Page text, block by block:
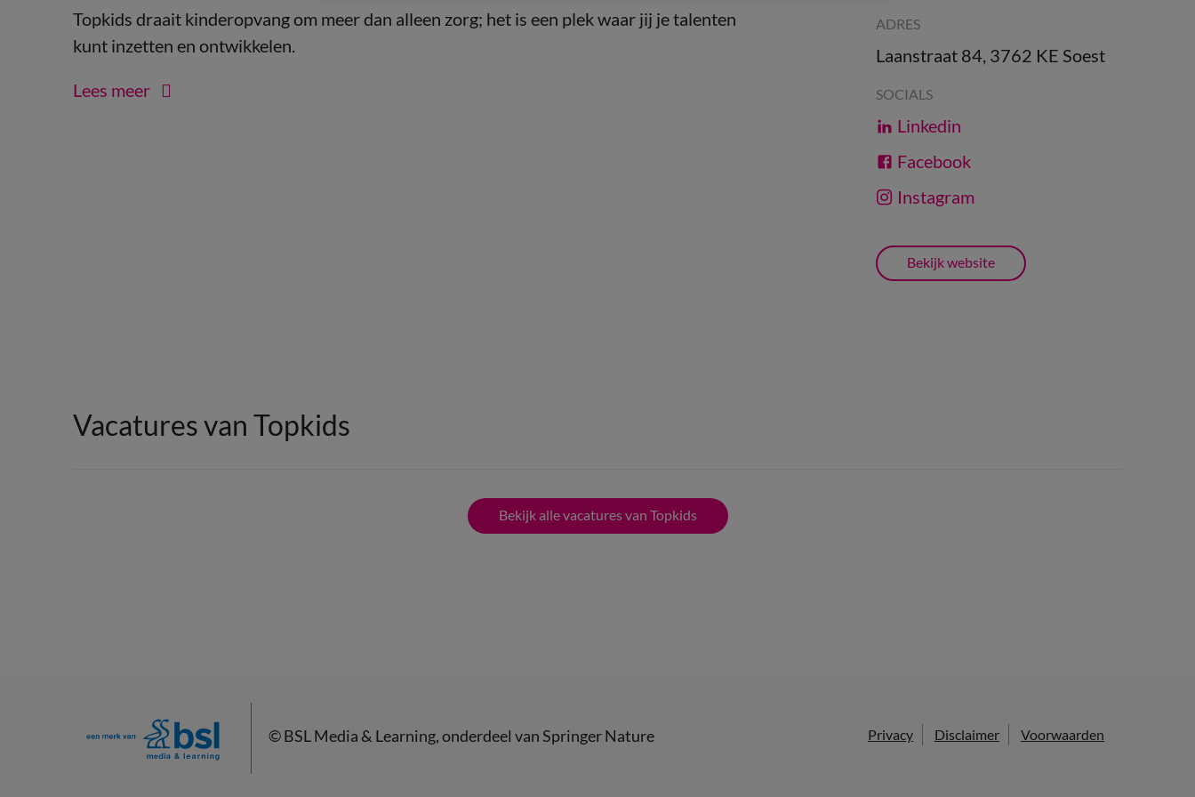
Topkids draait kinderopvang om meer dan alleen zorg; het is een plek waar jij je talenten
kunt inzetten en ontwikkelen.
Lees meer
ADRES
Laanstraat 84, 3762 KE Soest
SOCIALS
Linkedin
Facebook
Instagram
Bekijk website
Vacatures van Topkids
Bekijk alle vacatures van Topkids
Privacy Disclaimer Voorwaarden
©BSL Media & Learning, onderdeel vanSpringer Nature